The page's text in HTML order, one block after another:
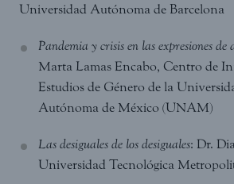
Universidad Autónoma de Barcelona
Pandemia y crisis en las expresiones de
Marta Lamas Encabo, Centro de
Estudios de Género de la
Autónoma de México (UNAM)
Las desiguales de los desiguales: Dr.
Universidad Tecnológica